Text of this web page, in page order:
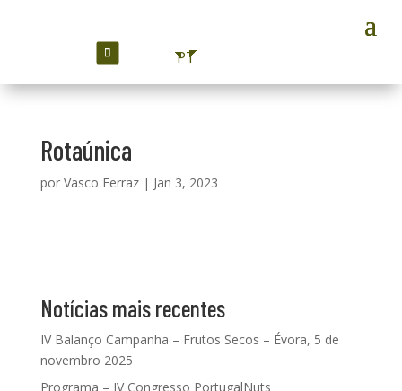
PT
Rotaúnica
por Vasco Ferraz| Jan 3, 2023
Notícias mais recentes
IV Balanço Campanha – Frutos Secos – Évora, 5 de
novembro 2025
Programa – IV Congresso PortugalNuts